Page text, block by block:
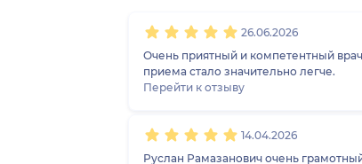
26.06.2026
Очень приятный и компетентный
приема стало значительно легче.
Перейти к отзыву
14.04.2026
Руслан Рамазанович очень